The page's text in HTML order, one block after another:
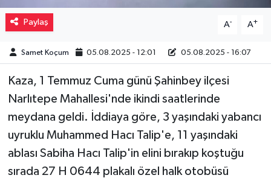
Paylaş A- A+
Samet Koçum 05.08.2025 - 12:01 05.08.2025 - 16:07
Kaza, 1 Temmuz Cuma günü Şahinbey ilçesi
Narlıtepe Mahallesi'nde ikindi saatlerinde
meydana geldi. İddiaya göre, 3 yaşındaki yabancı
uyruklu Muhammed Hacı Talip'e, 11 yaşındaki
ablası Sabiha Hacı Talip'in elini bırakıp koştuğu
sırada 27 H 0644 plakalı özel halk otobüsü
Sağlık
Spor
Teknoloji
Türkiye